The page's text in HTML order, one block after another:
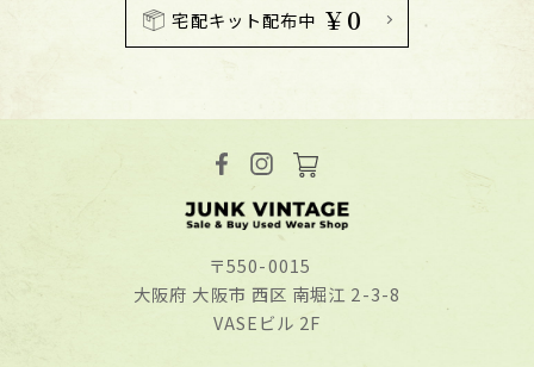
宅配キット配布中 ￥0
〒550-0015
⼤阪府 ⼤阪市 ⻄区 南堀江 2-3-8
VASEビル 2F